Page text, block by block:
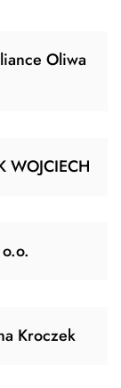
Oliwa
WOJCIECH
Kroczek